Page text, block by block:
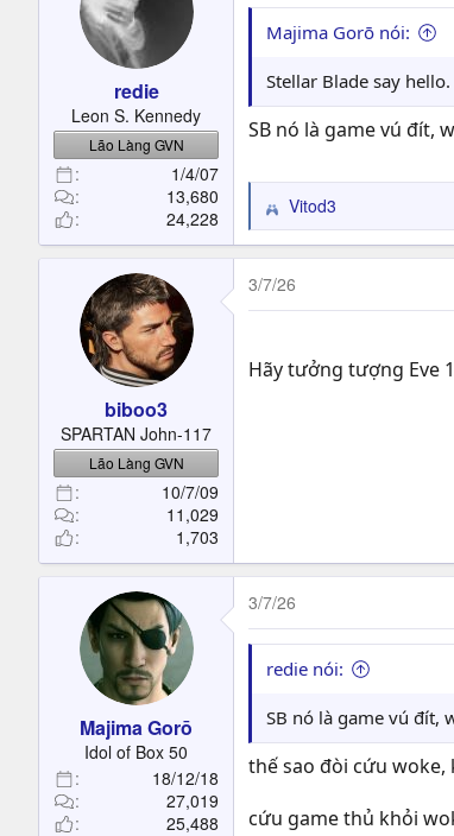
redie
Leon S. Kennedy
Lão Làng GVN
1/4/07
13,680
24,228
Majima Gorō nói:
Stellar Blade say hello.
SB nó là game vú đít,
R
e
a
c
t
n
Vitod3
biboo3
SPARTAN John-117
Lão Làng GVN
10/7/09
11,029
1,703
3/7/26
Hãy tưởng tượng Eve
Majima Gorō
Idol of Box 50
18/12/18
27,019
25,488
3/7/26
redie nói:
SB nó là game vú đít,
thế sao đòi cứu woke,
cứu game thủ khỏi